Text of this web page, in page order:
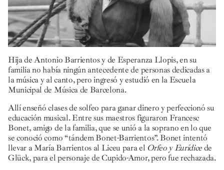
Hija de Antonio Barrientos y de Esperanza Llopis, en su
familia no había ningún antecedente de personas dedicadas a
la música y al canto, pero ingresó y estudió en la Escuela
Municipal de Música de Barcelona.
Allí enseñó clases de solfeo para ganar dinero y perfeccionó su
educación musical. Entre sus maestros figuraron Francesc
Bonet, amigo de la familia, que se unió a la soprano en lo que
se conoció como “tándem Bonet-Barrientos”. Bonet intentó
llevar a María Barrientos al Liceu para el Orfeo y Eurídicede
Glück, para el personaje de Cupido-Amor, pero fue rechazada.